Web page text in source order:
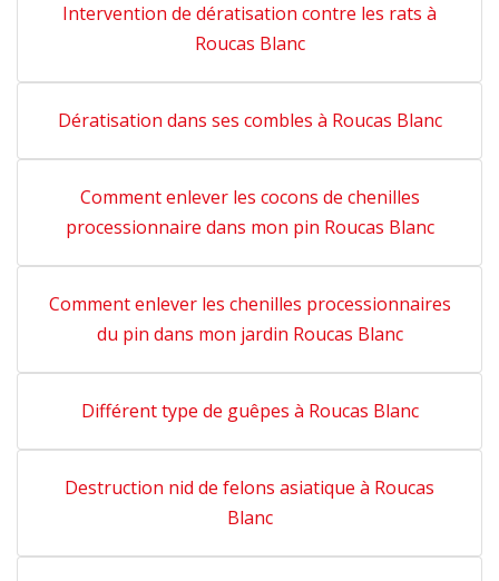
Intervention de dératisation contre les rats à
Roucas Blanc
Dératisation dans ses combles à Roucas Blanc
Comment enlever les cocons de chenilles
processionnaire dans mon pin Roucas Blanc
Comment enlever les chenilles processionnaires
du pin dans mon jardin Roucas Blanc
Différent type de guêpes à Roucas Blanc
Destruction nid de felons asiatique à Roucas
Blanc